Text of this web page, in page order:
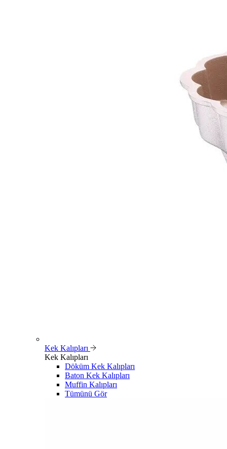
Kek Kalıpları
Kek Kalıpları
Döküm Kek Kalıpları
Baton Kek Kalıpları
Muffin Kalıpları
Tümünü Gör